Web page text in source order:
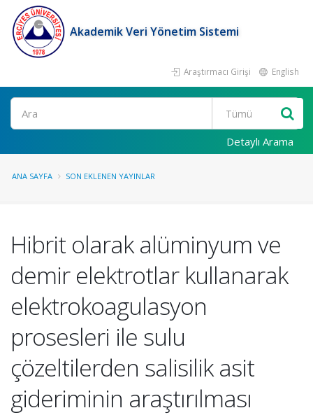
Akademik Veri Yönetim Sistemi
Araştırmacı Girişi English
Ara
Detaylı Arama
ANA SAYFA SON EKLENEN YAYINLAR
Hibrit olarak alüminyum ve
demir elektrotlar kullanarak
elektrokoagulasyon
prosesleri ile sulu
çözeltilerden salisilik asit
gideriminin araştırılması